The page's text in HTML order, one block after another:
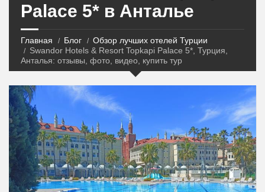
Palace 5* в Анталье
Главная Блог
Обзор лучших отелей Турции
Swandor Hotels & Resort Topkapi Palace 5*, Турция,
Анталья: отзывы, фото, видео, купить тур